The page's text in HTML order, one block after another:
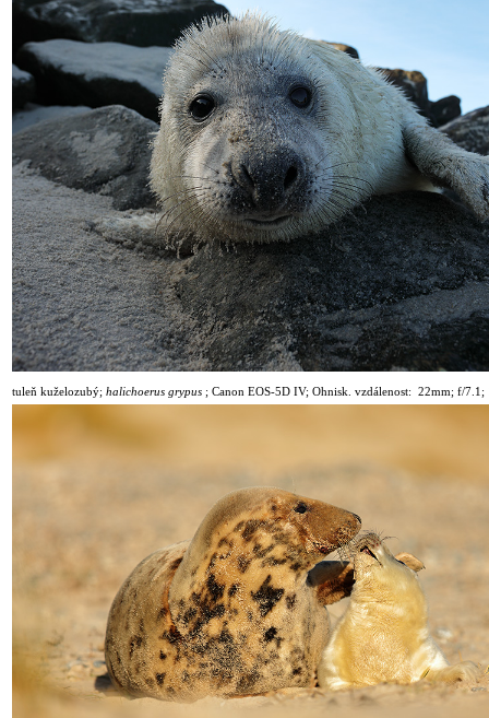
tuleň kuželozubý; halichoerus grypus ; Canon EOS-5D IV; Ohnisk. vzdálenost: 22mm; f/7.1;